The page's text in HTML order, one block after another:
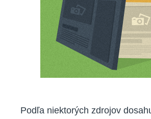
Podľa niektorých zdrojov